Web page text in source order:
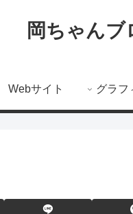
岡ちゃんブ
Webサイト グラフ